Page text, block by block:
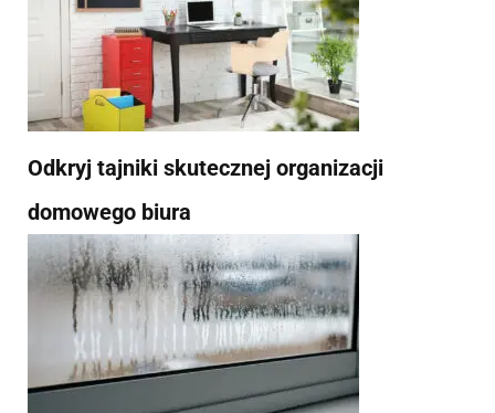
Odkryj tajniki skutecznej organizacji
domowego biura